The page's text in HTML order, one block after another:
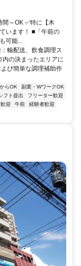
～OK ✅特に【木
います！ ■「午前の
可能...
輸配送、飲食調理ス
内の決まったエリアに
び簡単な調理補助作
らOK
副業・WワークOK
フト提出
フリーター歓迎
迎 午前
経験者歓迎